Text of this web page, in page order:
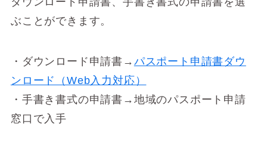
ぶことができます。
・ダウンロード申請書→ パスポート申請書ダウ
ンロード（Web入力対応）
・手書き書式の申請書→地域のパスポート申請
窓口で入手